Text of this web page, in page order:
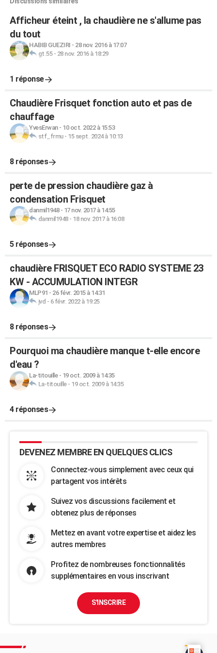
Afficheur éteint , la chaudière ne s'allume pas
du tout
HABIB GUEZIRI - 28 nov. 2016 à 17:07
gt.55- 28 nov. 2016 à 18:29
1 réponse
Chaudière Frisquet fonction auto et pas de
chauffage
YvesErwan- 10 oct. 2022 à 15:53
stf_frmu- 15 sept. 2024 à 10:13
8 réponses
perte de pression chaudière gaz à
condensation Frisquet
danmil1948- 17 nov. 2017 à 14:55
danmil1948- 18 nov. 2017 à 16:08
5 réponses
chaudière FRISQUET ECO RADIO SYSTEME 23
KW - ACCUMULATION INTEGR
MLP91 - 26 févr. 2015 à 14:31
jvd - 6 févr. 2022 à 19:25
8 réponses
Pourquoi ma chaudière manque t-elle encore
d'eau ?
La-titouille- 19 oct. 2009 à 14:35
La-titouille- 19 oct. 2009 à 14:35
4 réponses
DEVENEZ MEMBRE EN QUELQUES CLICS
Connectez-vous simplement avec ceux qui
partagent vos intérêts
Suivez vos discussions facilement et
obtenez plus de réponses
Mettez en avant votre expertise et aidez les
autres membres
Profitez de nombreuses fonctionnalités
supplémentaires en vous inscrivant
S'INSCRIRE